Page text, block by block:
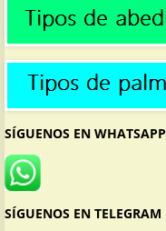
SÍGUENOS EN WHATSAPP
SÍGUENOS EN TELEGRAM